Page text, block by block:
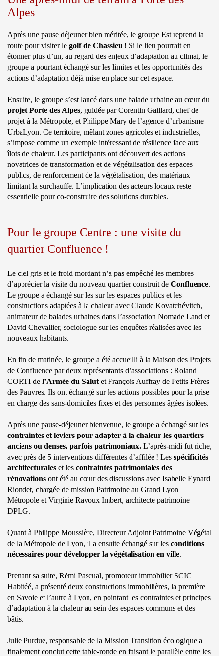
Alpes
Après une pause déjeuner bien méritée, le groupe Est reprend la
route pour visiter le golf de Chassieu ! Si le lieu pourrait en
étonner plus d’un, au regard des enjeux d’adaptation au climat, le
groupe a pourtant échangé sur les limites et les opportunités des
actions d’adaptation déjà mise en place sur cet espace.
Ensuite, le groupe s’est lancé dans une balade urbaine au cœur du
projet Porte des Alpes, guidée par Corentin Gaillard, chef de
projet à la Métropole, et Philippe Mary de l’agence d’urbanisme
UrbaLyon. Ce territoire, mêlant zones agricoles et industrielles,
s’impose comme un exemple intéressant de résilience face aux
îlots de chaleur. Les participants ont découvert des actions
novatrices de transformation et de végétalisation des espaces
publics, de renforcement de la végétalisation, des matériaux
limitant la surchauffe. L’implication des acteurs locaux reste
essentielle pour co-construire des solutions durables.
Pour le groupe Centre : une visite du
quartier Confluence !
Le ciel gris et le froid mordant n’a pas empêché les membres
d’apprécier la visite du nouveau quartier construit de Confluence.
Le groupe a échangé sur les sur les espaces publics et les
constructions adaptées à la chaleur avec Claude Kovatchévitch,
animateur de balades urbaines dans l’association Nomade Land et
David Chevallier, sociologue sur les enquêtes réalisées avec les
nouveaux habitants.
En fin de matinée, le groupe a été accueilli à la Maison des Projets
de Confluence par deux représentants d’associations : Roland
CORTI de l’Armée du Salut et François Auffray de Petits Frères
des Pauvres. Ils ont échangé sur les actions possibles pour la prise
en charge des sans-domiciles fixes et des personnes âgées isolées.
Après une pause-déjeuner bienvenue, le groupe a échangé sur les
contraintes et leviers pour adapter à la chaleur les quartiers
anciens ou denses, parfois patrimoniaux. L’après-midi fut riche,
avec près de 5 interventions différentes d’affilée ! Les spécificités
architecturales et les contraintes patrimoniales des
rénovations ont été au cœur des discussions avec Isabelle Eynard
Riondet, chargée de mission Patrimoine au Grand Lyon
Métropole et Virginie Ravoux Imbert, architecte patrimoine
DPLG.
Quant à Philippe Moussière, Directeur Adjoint Patrimoine Végétal
de la Métropole de Lyon, il a ensuite échangé sur les conditions
nécessaires pour développer la végétalisation en ville.
Prenant sa suite, Rémi Pascual, promoteur immobilier SCIC
Habitéé, a présenté deux constructions immobilières, la première
en Savoie et l’autre à Lyon, en pointant les contraintes et principes
d’adaptation à la chaleur au sein des espaces communs et des
bâtis.
Julie Purdue, responsable de la Mission Transition écologique a
finalement conclut cette table-ronde en faisant le parallèle entre les